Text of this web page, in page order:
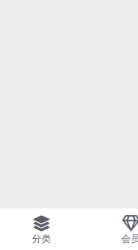
分类 会